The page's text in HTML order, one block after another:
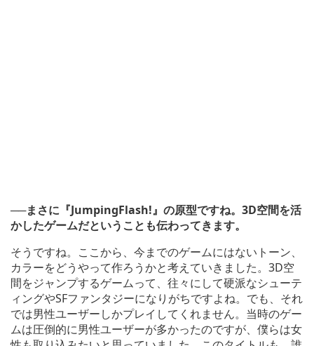
──まさに『JumpingFlash!』の原型ですね。3D空間を活
かしたゲームだということも伝わってきます。
そうですね。ここから、今までのゲームにはないトーン、
カラーをどうやって作ろうかと考えていきました。3D空
間をジャンプするゲームって、往々にして硬派なシューテ
ィングやSFファンタジーになりがちですよね。でも、それ
では男性ユーザーしかプレイしてくれません。当時のゲー
ムは圧倒的に男性ユーザーが多かったのですが、僕らは女